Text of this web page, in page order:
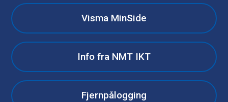
Visma MinSide
Info fra NMT IKT
Fjernpålogging